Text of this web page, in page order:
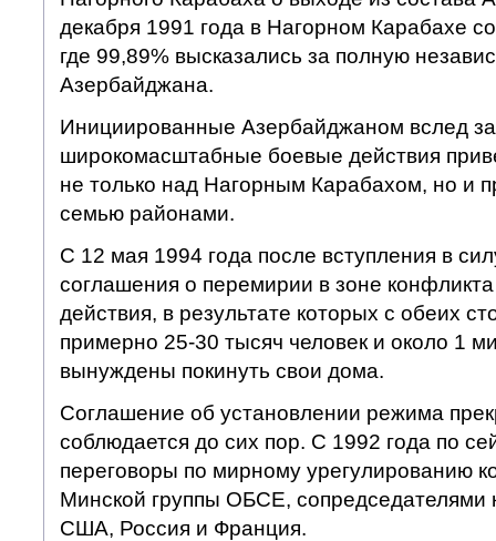
декабря 1991 года в Нагорном Карабахе
где 99,89% высказались за полную
Азербайджана.
Инициированные Азербайджаном вслед
широкомасштабные боевые действия
не только над Нагорным Карабахом, но и
семью районами.
С 12 мая 1994 года после вступления в
соглашения о перемирии в зоне
действия, в результате которых с обеих
примерно 25-30 тысяч человек и около 1
вынуждены покинуть свои дома.
Соглашение об установлении режима
соблюдается до сих пор. С 1992 года по
переговоры по мирному урегулированию
Минской группы ОБСЕ, сопредседателями
США, Россия и Франция.